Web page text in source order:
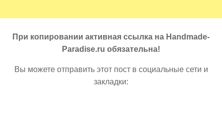
При копировании активная ссылка на Handmade-
Paradise.ru обязательна!
Вы можете отправить этот пост в социальные сети и
закладки: